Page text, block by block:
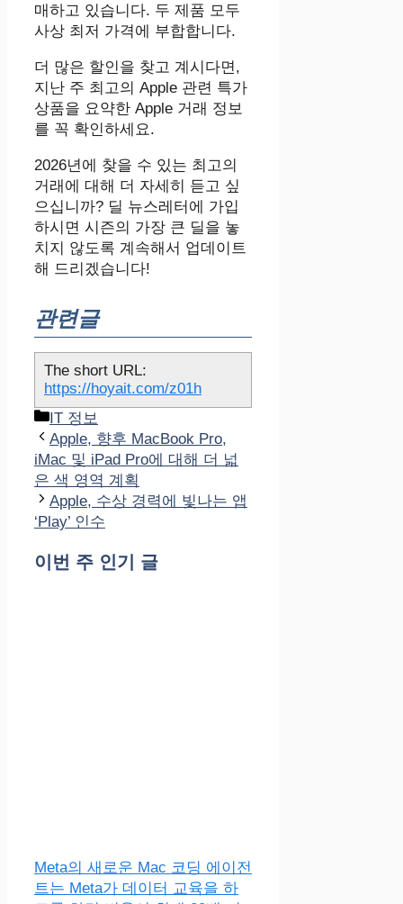
매하고 있습니다. 두 제품 모두
사상 최저 가격에 부합합니다.
더 많은 할인을 찾고 계시다면,
지난 주 최고의 Apple 관련 특가
상품을 요약한 Apple 거래 정보
를 꼭 확인하세요.
2026년에 찾을 수 있는 최고의
거래에 대해 더 자세히 듣고 싶
으십니까? 딜 뉴스레터에 가입
하시면 시즌의 가장 큰 딜을 놓
치지 않도록 계속해서 업데이트
해 드리겠습니다!
관련글
The short URL:
https://hoyait.com/z01h
카
테
고
리
IT 정보
Apple, 향후 MacBook Pro,
iMac 및 iPad Pro에 대해 더 넓
은 색 영역 계획
Apple, 수상 경력에 빛나는 앱
‘Play’ 인수
이번 주 인기 글
Meta의 새로운 Mac 코딩 에이전
트는 Meta가 데이터 교육을 하